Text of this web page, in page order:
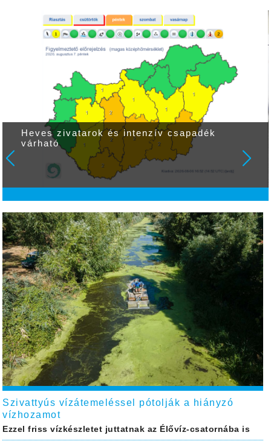
Heves zivatarok és intenzív csapadék
várható
Szivattyús vízátemeléssel pótolják a hiányzó
vízhozamot
Ezzel friss vízkészletet juttatnak az Élővíz-csatornába is